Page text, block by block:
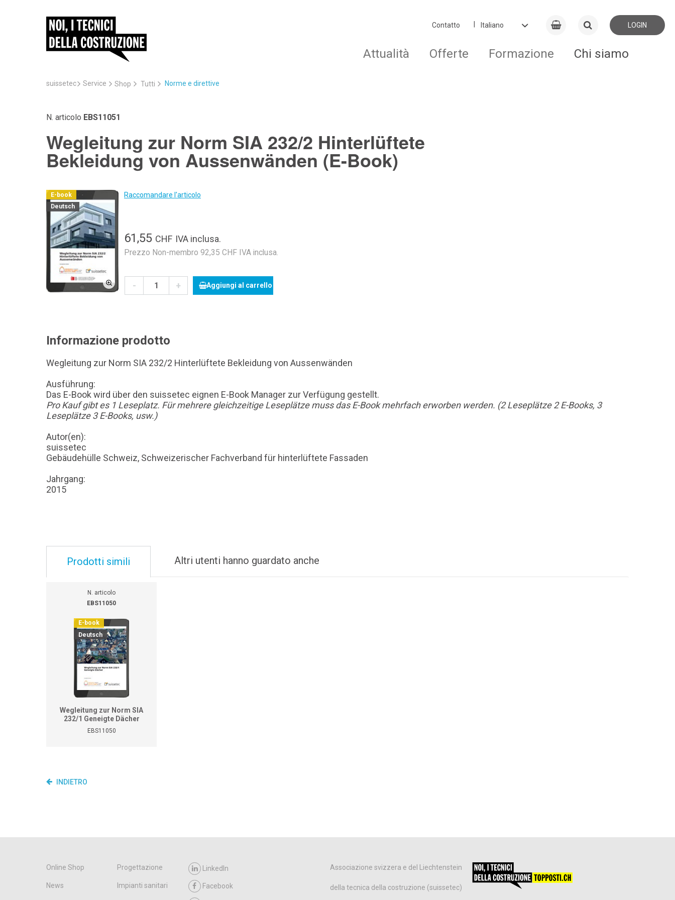
Contatto LOGIN
Attualità Offerte Formazione Chi siamo
suissetec Service Shop Tutti Norme e direttive
N. articolo EBS11051
Wegleitung zur Norm SIA 232/2 Hinterlüftete
Bekleidung von Aussenwänden (E-Book)
E-book
Deutsch
Raccomandare l'articolo
61,55 CHF IVA inclusa.
Prezzo Non-membro 92,35 CHF IVA inclusa.
- + Aggiungi al carrello
Informazione prodotto
Wegleitung zur Norm SIA 232/2 Hinterlüftete Bekleidung von Aussenwänden
Ausführung:
Das E-Book wird über den suissetec eignen E-Book Manager zur Verfügung gestellt.
Pro Kauf gibt es 1 Leseplatz. Für mehrere gleichzeitige Leseplätze muss das E-Book mehrfach erworben werden. (2 Leseplätze 2 E-Books, 3
Leseplätze 3 E-Books, usw.)
Autor(en):
suissetec
Gebäudehülle Schweiz, Schweizerischer Fachverband für hinterlüftete Fassaden
Jahrgang:
2015
Prodotti simili Altri utenti hanno guardato anche
N. articolo
EBS11050
E-book
Deutsch
Wegleitung zur Norm SIA
232/1 Geneigte Dächer
EBS11050
INDIETRO
Online Shop Progettazione
News Impianti sanitari
LinkedIn
Facebook
Associazione svizzera e del Liechtenstein
della tecnica della costruzione (suissetec)